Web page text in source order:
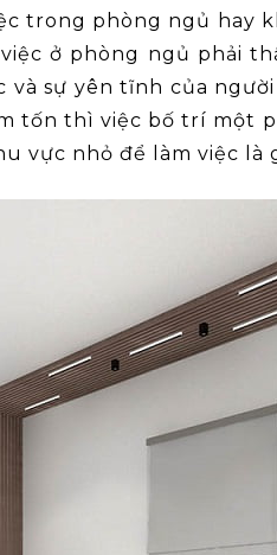
trong phòng ngủ hay
ở phòng ngủ phải
sự yên tĩnh của
tốn thì việc bố trí một
vực nhỏ để làm việc là